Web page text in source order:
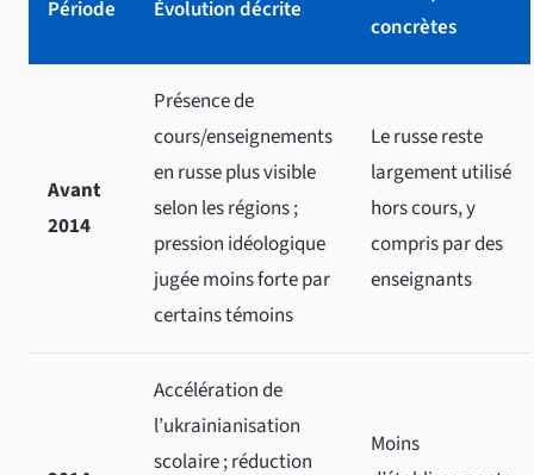
Période Évolution décrite
concrètes
Avant
2014
Présence de
cours/enseignements
en russe plus visible
selon les régions ;
pression idéologique
jugée moins forte par
certains témoins
Le russe reste
largement utilisé
hors cours, y
compris par des
enseignants
Accélération de
l’ukrainianisation
scolaire ; réduction
Moins